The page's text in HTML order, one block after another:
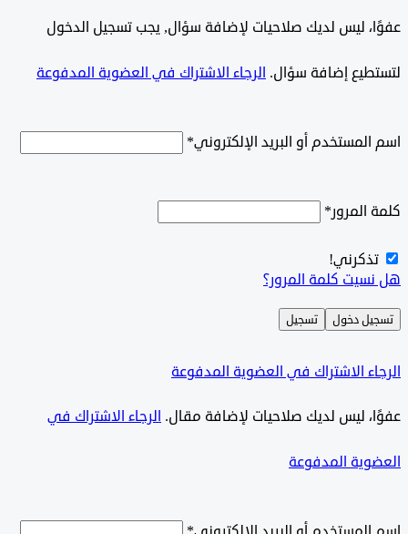
ليس لديك صلاحيات لإضافة سؤال, يجب تسجيل الدخول
إضافة سؤال.الرجاء الاشتراك في العضوية المدفوعة
أو البريد الإلكتروني*
*
كلمة المرور؟
دخول تسجيل
الاشتراك في العضوية المدفوعة
ليس لديك صلاحيات لإضافة مقال.الرجاء الاشتراك في
المدفوعة